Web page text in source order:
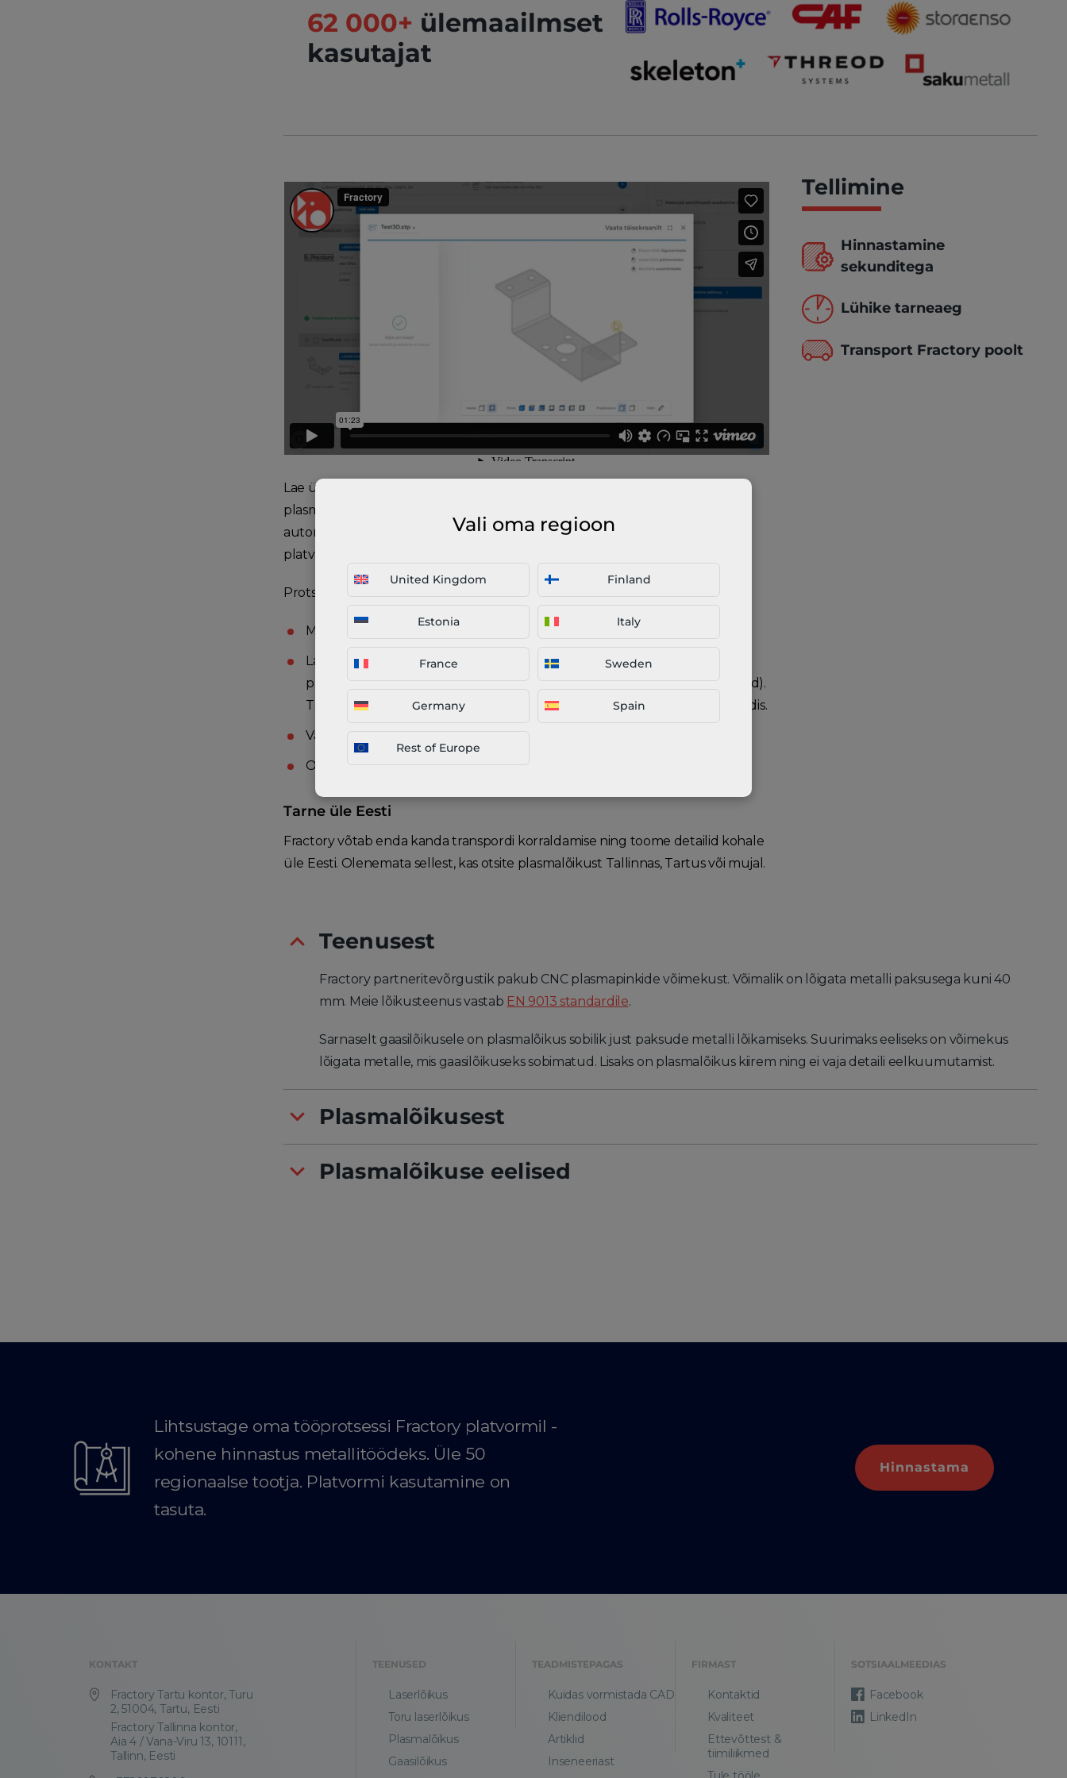
Vali oma regioon
United Kingdom Finland
Estonia Italy
France Sweden
Germany Spain
Rest of Europe
62 000+ ülemaailmset
kasutajat
Lae üles 3D mudelid või DXF joonised oma detailidest, et saada kohene hind
plasmalõikustööle. Kui platvormil puudub sobiv materjal või teil
automaathinnastuseks tarvilik failitüüp, siis küsi manuaalset pakkumist
platvormil või meie
Protsessi sammud on järgnevad:
Mine Fractory platvormile (kasutamine on tasuta).
Lae üles CAD failid. 3D CAD failid on eelistatud, kuna mudelid sobivad ka
painutustöö hinnastamiseks (platvorm toetab STP, SLDPRT, IPT mudeleid).
Tasapinnaliste lõikustööde jaoks sobivad hästi ka 2D joonised DXF formaadis.
Vali materjal ning aadress.
Oota, et me detailid õigeaegselt teie valitud aadressile toimetaks.
Tarne üle Eesti
Fractory võtab enda kanda transpordi korraldamise ning toome detailid kohale
üle Eesti. Olenemata sellest, kas otsite plasmalõikust Tallinnas, Tartus või mujal.
Tellimine
Hinnastamine
sekunditega
Lühike tarneaeg
Transport Fractory poolt
Teenusest
Fractory partneritevõrgustik pakub CNC plasmapinkide võimekust. Võimalik on lõigata metalli paksusega kuni 40
mm. Meie lõikusteenus vastab EN 9013 standardile.
Sarnaselt gaasilõikusele on plasmalõikus sobilik just paksude metalli lõikamiseks. Suurimaks eeliseks on võimekus
lõigata metalle, mis gaasilõikuseks sobimatud. Lisaks on plasmalõikus kiirem ning ei vaja detaili eelkuumutamist.
Plasmalõikusest
Plasmalõikuse eelised
Lihtsustage oma tööprotsessi Fractory platvormil -
kohene hinnastus metallitöödeks. Üle 50
regionaalse tootja. Platvormi kasutamine on
tasuta.
Hinnastama
KONTAKT
Fractory Tartu kontor, Turu
2, 51004, Tartu, Eesti
Fractory Tallinna kontor,
Aia 4 / Vana-Viru 13, 10111,
Tallinn, Eesti
TEENUSED
Laserlõikus
Toru laserlõikus
Plasmalõikus
Gaasilõikus
TEADMISTEPAGAS
Kuidas vormistada CAD
Kliendilood
Artiklid
Inseneeriast
FIRMAST
Kontaktid
Kvaliteet
Ettevõttest &
tiimiliikmed
SOTSIAALMEEDIAS
Facebook
LinkedIn